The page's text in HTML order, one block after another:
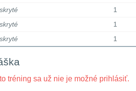
1
1
1
tréning sa už nie je možné prihlásiť.